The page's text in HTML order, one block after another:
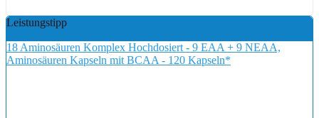
Leistungstipp
18 Aminosäuren Komplex Hochdosiert - 9 EAA + 9 NEAA,
Aminosäuren Kapseln mit BCAA - 120 Kapseln*